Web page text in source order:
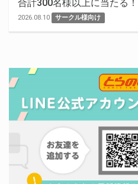
合計300名様以上に当たる
2026.08.10 サークル様向け